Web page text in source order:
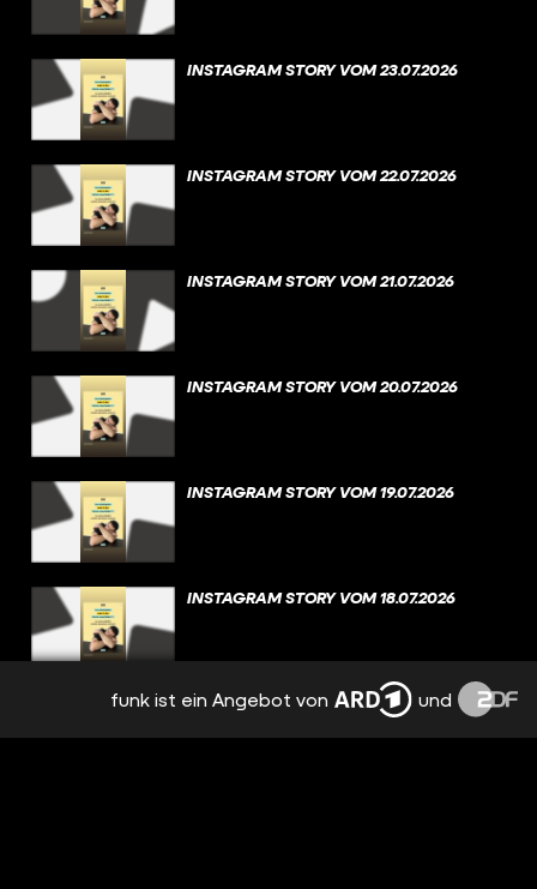
INSTAGRAM STORY VOM 23.07.2026
INSTAGRAM STORY VOM 22.07.2026
INSTAGRAM STORY VOM 21.07.2026
INSTAGRAM STORY VOM 20.07.2026
INSTAGRAM STORY VOM 19.07.2026
INSTAGRAM STORY VOM 18.07.2026
INSTAGRAM STORY VOM 17.07.2026
funk ist ein Angebot von und